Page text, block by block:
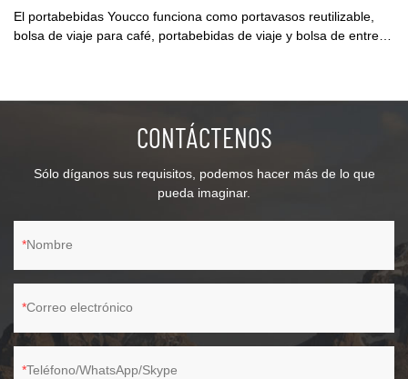
El portabebidas Youcco funciona como portavasos reutilizable,
bolsa de viaje para café, portabebidas de viaje y bolsa de entrega
CONTÁCTENOS
Sólo díganos sus requisitos, podemos hacer más de lo que
pueda imaginar.
Nombre
Correo electrónico
Teléfono/WhatsApp/Skype